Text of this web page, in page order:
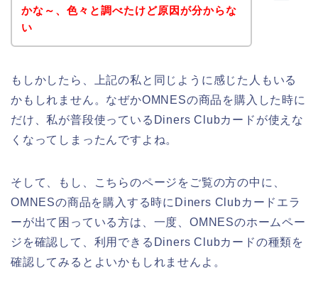
かな～、色々と調べたけど原因が分からな
い
もしかしたら、上記の私と同じように感じた人もいる
かもしれません。なぜかOMNESの商品を購入した時に
だけ、私が普段使っているDiners Clubカードが使えな
くなってしまったんですよね。
そして、もし、こちらのページをご覧の方の中に、
OMNESの商品を購入する時にDiners Clubカードエラ
ーが出て困っている方は、一度、OMNESのホームペー
ジを確認して、利用できるDiners Clubカードの種類を
確認してみるとよいかもしれませんよ。